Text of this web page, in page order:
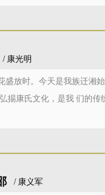
/ 康光明
放时。今天是我族迁湘
掦康氏文化，是我 们的
/ 康义军